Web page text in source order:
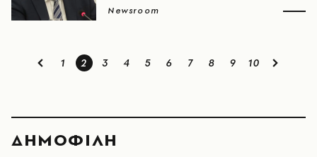
Newsroom
1 2 3 4 5 6 7 8 9 10
ΔΗΜΟΦΙΛΗ